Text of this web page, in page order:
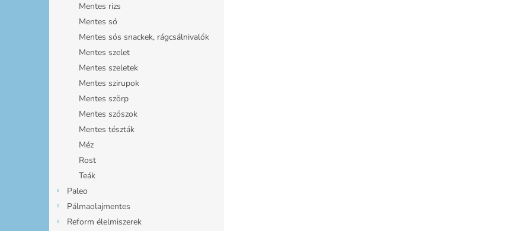
Mentes rizs
Mentes só
Mentes sós snackek, rágcsálnivalók
Mentes szelet
Mentes szeletek
Mentes szirupok
Mentes szörp
Mentes szószok
Mentes tészták
Méz
Rost
Teák
Paleo
Pálmaolajmentes
Reform élelmiszerek